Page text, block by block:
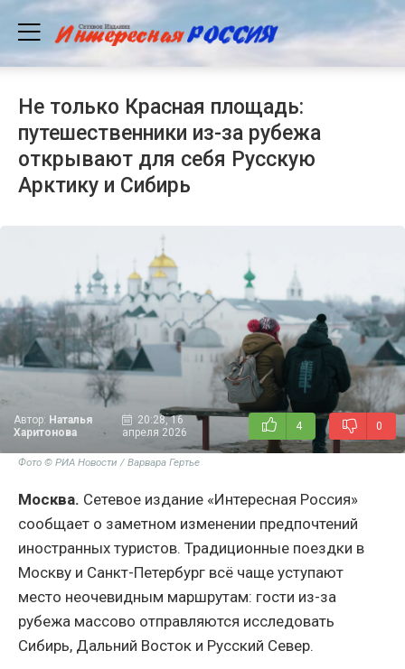
Не только Красная площадь:
путешественники из-за рубежа
открывают для себя Русскую
Арктику и Сибирь
Автор: Наталья
Харитонова
20:28, 16
апреля 2026
4 0
Фото © РИА Новости / Варвара Гертье
Москва. Сетевое издание «Интересная Россия»
сообщает о заметном изменении предпочтений
иностранных туристов. Традиционные поездки в
Москву и Санкт-Петербург всё чаще уступают
место неочевидным маршрутам: гости из-за
рубежа массово отправляются исследовать
Сибирь, Дальний Восток и Русский Север.